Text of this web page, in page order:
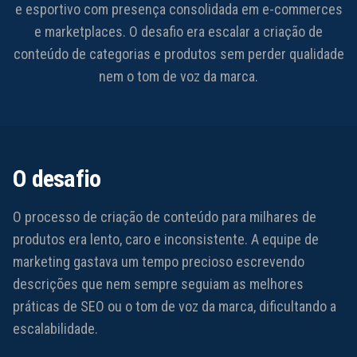
e esportivo com presença consolidada em e-commerces
e marketplaces. O desafio era escalar a criação de
conteúdo de categorias e produtos sem perder qualidade
nem o tom de voz da marca.
O desafio
O processo de criação de conteúdo para milhares de
produtos era lento, caro e inconsistente. A equipe de
marketing gastava um tempo precioso escrevendo
descrições que nem sempre seguiam as melhores
práticas de SEO ou o tom de voz da marca, dificultando a
escalabilidade.